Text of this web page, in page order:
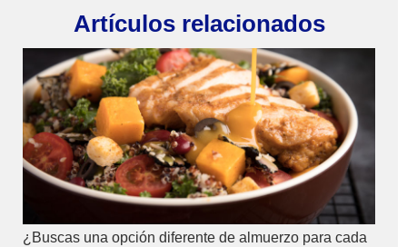
Artículosrelacionados
¿Buscas una opción diferente de almuerzo para cada